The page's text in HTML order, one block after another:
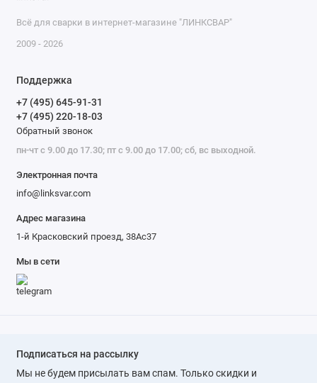
Всё для сварки в интернет-магазине "ЛИНКСВАР"
2009 - 2026
Поддержка
+7 (495) 645-91-31
+7 (495) 220-18-03
Обратный звонок
пн-чт с 9.00 до 17.30; пт с 9.00 до 17.00; сб, вс выходной.
Электронная почта
info@linksvar.com
Адрес магазина
1-й Красковский проезд, 38Ас37
Мы в сети
Подписаться на рассылку
Мы не будем присылать вам спам. Только скидки и